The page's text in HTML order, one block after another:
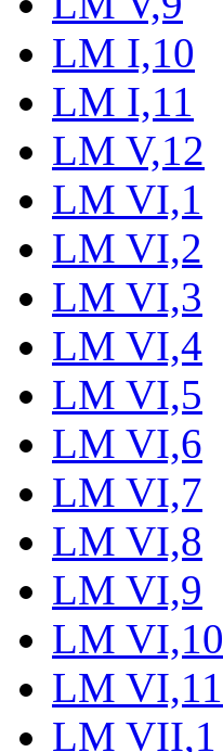
LM I,10
LM I,11
LM V,12
LM VI,1
LM VI,2
LM VI,3
LM VI,4
LM VI,5
LM VI,6
LM VI,7
LM VI,8
LM VI,9
LM VI,10
LM VI,11
LM VII,1